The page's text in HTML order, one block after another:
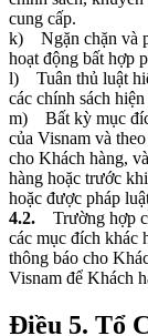
cung cấp.
k) Ngặn chặn và
hoạt động bất hợp
l) Tuân thủ luật
các chính sách
m) Bất kỳ mục
của Visnam và
cho Khách hàng,
hàng hoặc trước
hoặc được pháp
4.2. Trường hợp
các mục đích khác
thông báo cho
Visnam để Khách
Điều 5. Tổ